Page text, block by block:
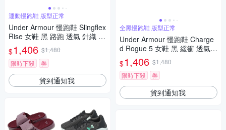
運動慢跑鞋 版型正常
Under Armour 慢跑鞋 Slingflex
Rise 女鞋 黑 路跑 透氣 針織 緩
震 運動鞋 UA 3000096001
$1,406 $1,480
限時下殺
券
貨到通知我
全黑慢跑鞋 版型正常
Under Armour 慢跑鞋 Charge
d Rogue 5 女鞋 黑 緩衝 透氣
全黑 運動鞋 UA 3028262002
$1,406 $1,480
限時下殺
券
貨到通知我